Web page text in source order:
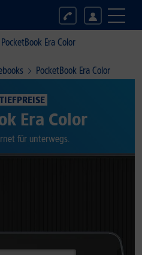
PocketBook Era Color
PocketBook Era Color
Era Color
für unterwegs.